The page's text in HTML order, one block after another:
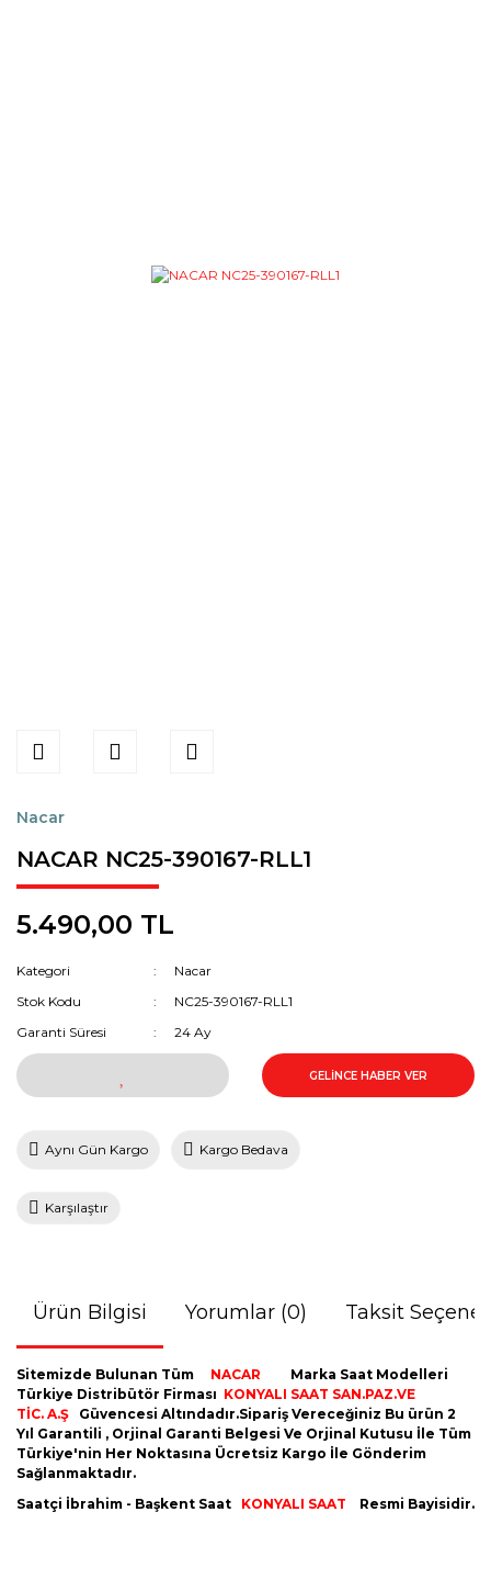
Nacar
NACAR NC25-390167-RLL1
5.490,00 TL
Kategori
Nacar
Stok Kodu
NC25-390167-RLL1
Garanti Süresi
24 Ay
GELİNCE HABER VER
Aynı Gün Kargo Kargo Bedava
Karşılaştır
Ürün Bilgisi Yorumlar (0) Taksit
Sitemizde Bulunan Tüm NACAR
Marka Saat Modelleri
Türkiye Distribütör Firması KONYALI SAAT SAN.PAZ.VE
TİC. A.Ş
Güvencesi Altındadır.Sipariş Vereceğiniz Bu ürün 2
Yıl Garantili , Orjinal Garanti Belgesi Ve Orjinal Kutusu İle Tüm
Türkiye'nin Her Noktasına Ücretsiz Kargo İle Gönderim
Sağlanmaktadır.
Saatçi İbrahim - Başkent Saat KONYALI SAAT Resmi Bayisidir.